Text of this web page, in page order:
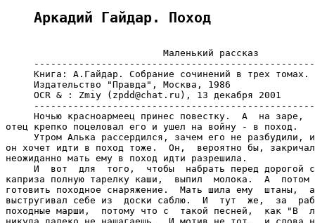
Аркадий Гайдар. Поход
                            Маленький рассказ
Книга: А.Гайдар. Собрание сочинений в трех томах.
     Издательство "Правда", Москва, 1986
     OCR & : Zmiy (zpdd@chat.ru), 13 декабря 2001
Ночью красноармеец принес повестку.  А  на заре,
отец крепко поцеловал его и ушел на войну - в поход.
Утром Алька рассердился, зачем его не разбудили,
он хочет идти в поход тоже.  Он,  вероятно бы,
неожиданно мать ему в поход идти разрешила.
И  вот  для  того,  чтобы  набрать перед дорогой
каприза полную тарелку каши,  выпил  молока.  А
готовить походное снаряжение.  Мать шила ему
выстругивал себе из  доски саблю.  И  тут  же,  за
походные марши,  потому что с  такой песней,  как "В